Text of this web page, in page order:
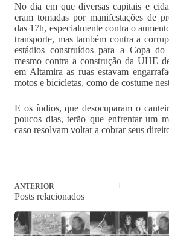
No dia em que diversas capitais e
eram tomadas por manifestações de
das 17h, especialmente contra o
transporte, mas também contra a
estádios construídos para a Copa
mesmo contra a construção da UHE
em Altamira as ruas estavam
motos e bicicletas, como de costume
E os índios, que desocuparam o
poucos dias, terão que enfrentar um
caso resolvam voltar a cobrar seus
ANTERIOR
Posts relacionados